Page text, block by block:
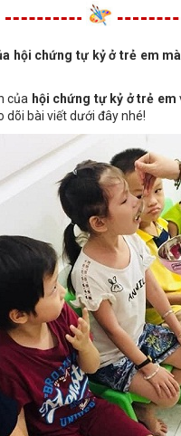
hội chứng tự kỷ ở trẻ em
của hội chứng tự kỷ ở trẻ em
bài viết dưới đây nhé!